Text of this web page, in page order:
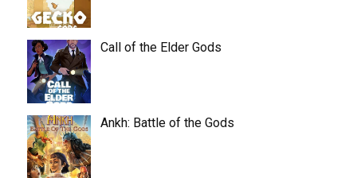
Call of the Elder Gods
Ankh: Battle of the Gods